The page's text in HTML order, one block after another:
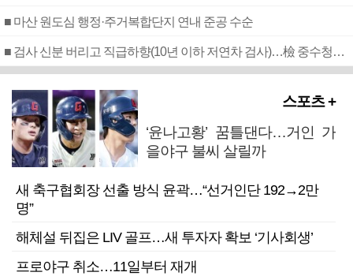
■ 마산 원도심 행정·주거복합단지 연내 준공 수순
■ 검사 신분 버리고 직급하향(10년 이하 저연차 검사)…檢 중수청행 기피
스포츠 +
‘윤나고황’ 꿈틀댄다…거인 가
을야구 불씨 살릴까
새 축구협회장 선출 방식 윤곽…“선거인단 192→2만
명”
해체설 뒤집은 LIV 골프…새 투자자 확보 ‘기사회생’
프로야구 취소…11일부터 재개